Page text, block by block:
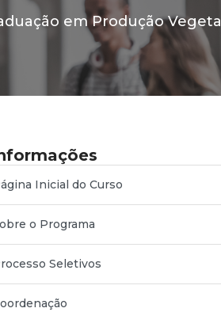
em Produção Vegetal
Inicial do Curso
o Programa
Seletivos